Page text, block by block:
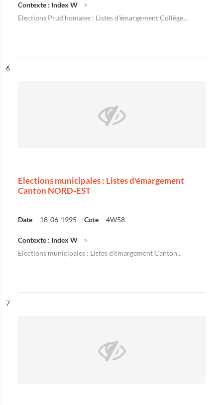
Contexte : Index W
Elections Prud'homales : Listes d'émargement Collège...
n°
6
Elections municipales : Listes d'émargement
Canton NORD-EST
Date 18-06-1995 Cote 4W58
Contexte : Index W
Elections municipales : Listes d'émargement Canton...
n°
7